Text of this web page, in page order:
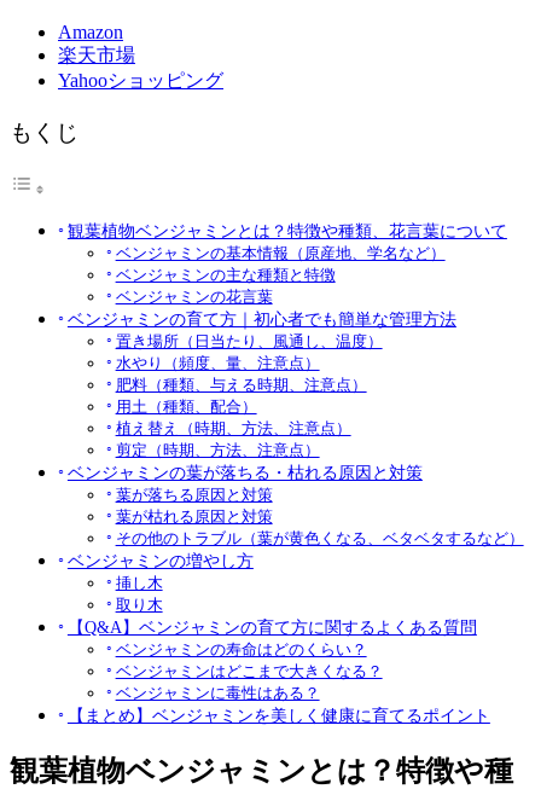
Amazon
楽天市場
Yahooショッピング
もくじ
観葉植物ベンジャミンとは？特徴や種類、花言葉について
ベンジャミンの基本情報（原産地、学名など）
ベンジャミンの主な種類と特徴
ベンジャミンの花言葉
ベンジャミンの育て方｜初心者でも簡単な管理方法
置き場所（日当たり、風通し、温度）
水やり（頻度、量、注意点）
肥料（種類、与える時期、注意点）
用土（種類、配合）
植え替え（時期、方法、注意点）
剪定（時期、方法、注意点）
ベンジャミンの葉が落ちる・枯れる原因と対策
葉が落ちる原因と対策
葉が枯れる原因と対策
その他のトラブル（葉が黄色くなる、ベタベタするなど）
ベンジャミンの増やし方
挿し木
取り木
【Q&A】ベンジャミンの育て方に関するよくある質問
ベンジャミンの寿命はどのくらい？
ベンジャミンはどこまで大きくなる？
ベンジャミンに毒性はある？
【まとめ】ベンジャミンを美しく健康に育てるポイント
観葉植物ベンジャミンとは？特徴や種